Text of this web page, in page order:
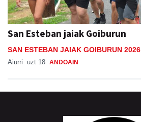
San Esteban jaiak Goiburun
SAN ESTEBAN JAIAK GOIBURUN 2026
Aiurri uzt 18 ANDOAIN